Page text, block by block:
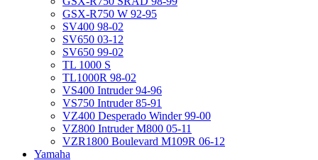
GSX-R750 W 92-95
SV400 98-02
SV650 03-12
SV650 99-02
TL 1000 S
TL1000R 98-02
VS400 Intruder 94-96
VS750 Intruder 85-91
VZ400 Desperado Winder 99-00
VZ800 Intruder M800 05-11
VZR1800 Boulevard M109R 06-12
Yamaha